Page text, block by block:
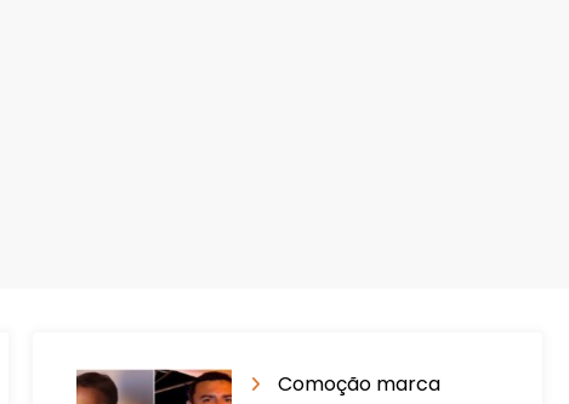
Comoção marca